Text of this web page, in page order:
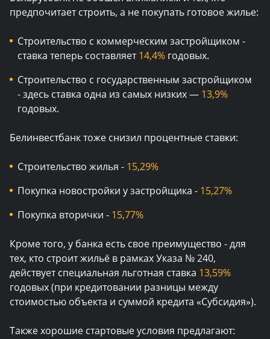
предпочитает строить, а не покупать готовое жилье:
Строительство с коммерческим застройщиком -
ставка теперь составляет14,4% годовых.
Строительство с государственным застройщиком
- здесь ставка одна из самых низких — 13,9%
годовых.
Белинвестбанк тоже снизил процентные ставки:
Строительство жилья - 15,29%
Покупка новостройки у застройщика - 15,27%
Покупка вторички - 15,77%
Кроме того, у банка есть свое преимущество - для
тех, кто строит жильё в рамках Указа № 240,
действует специальная льготная ставка 13,59%
годовых (при кредитовании разницы между
стоимостью объекта и суммой кредита «Субсидия»).
Также хорошие стартовые условия предлагают: